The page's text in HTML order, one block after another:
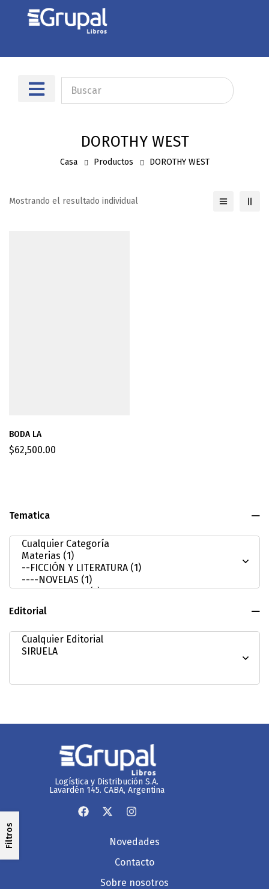
DOROTHY WEST
Casa Productos DOROTHY WEST
Tematica
Editorial
Filtros
Mostrando el resultado individual
BODA LA
$62,500.00
Logística y Distribución S.A.
Lavardén 145. CABA, Argentina
Novedades
Contacto
Sobre nosotros